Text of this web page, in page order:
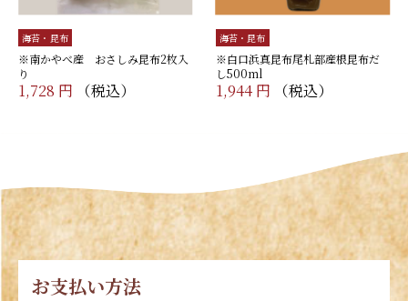
海苔・昆布
※南かやべ産 おさしみ昆布2枚入
り
1,728 円 （税込）
海苔・昆布
※白口浜真昆布尾札部産根昆布だ
し500ml
1,944 円 （税込）
お支払い方法